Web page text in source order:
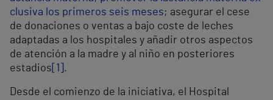
clusiva los primeros seis meses; asegurar el cese
de donaciones o ventas a bajo coste de leches
adaptadas a los hospitales y añadir otros aspectos
de atención a la madre y al niño en posteriores
estadios [1] .
Desde el comienzo de la iniciativa, el Hospital